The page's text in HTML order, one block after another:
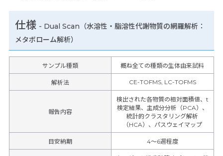
仕様 - Dual Scan（水溶性・脂溶性代謝物質の網羅解析：
メタボローム解析）
サンプル種類 概ね全ての種類の生体由来試料
解析法 CE-TOFMS, LC-TOFMS
報告内容
検出された各物質の相対面積値、t
検定結果、主成分分析（PCA）、
統計的クラスタリング解析
（HCA）、パスウェイマップ
目安納期 4～6週程度